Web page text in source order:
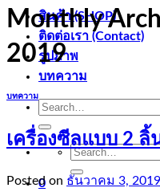
สินค้า (SHOP)
ติดต่อเรา (Contact)
รูปภาพ
บทความ
Search
Search
0
Monthly
2019
บทความ
เครื่องซีลแบบ 2
Posted on ธันวาคม 3, 2019